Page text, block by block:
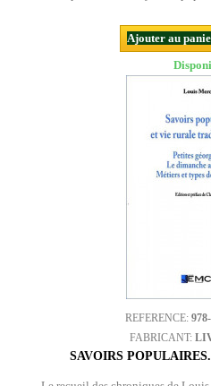
Ajouter au
REFERENCE:
FABRICANT:
SAVOIRS